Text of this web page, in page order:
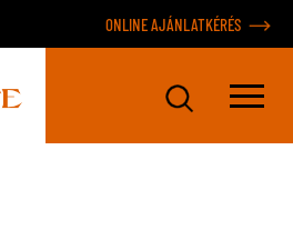
ONLINE AJÁNLATKÉRÉS